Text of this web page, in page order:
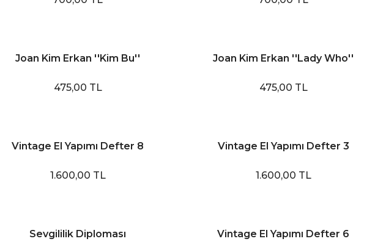
Joan Kim Erkan ''Kim Bu''
475,00 TL
Joan Kim Erkan ''Lady Who''
475,00 TL
Vintage El Yapımı Defter 8
1.600,00 TL
Vintage El Yapımı Defter 3
1.600,00 TL
Sevgililik Diploması Vintage El Yapımı Defter 6